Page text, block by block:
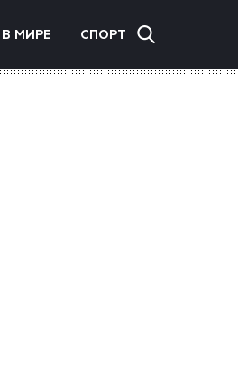
В МИРЕ СПОРТ